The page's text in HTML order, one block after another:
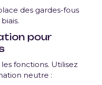
des gardes-fous
pour
fonctions. Utilisez
neutre :